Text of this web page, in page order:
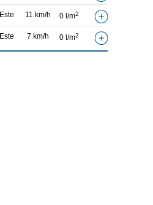
Este 11 km/h 0 l/m2
Este 7 km/h 0 l/m2